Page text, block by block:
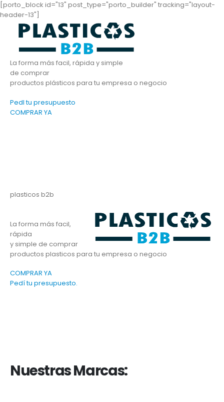
[porto_block id="13" post_type="porto_builder" tracking="layout-
header-13"]
La forma más facil, rápida y simple
de comprar
productos plásticos para tu empresa o negocio
PedI tu presupuesto
COMPRAR YA
plasticos b2b
La forma más facil,
rápida
y simple de comprar
productos plasticos para tu empresa o negocio
COMPRAR YA
Pedí tu presupuesto.
Nuestras Marcas: